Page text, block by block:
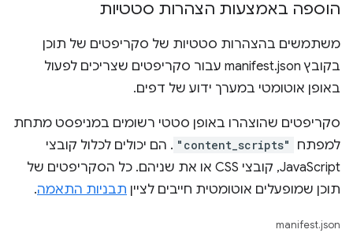
הוספה באמצעות הצהרות סטטיות
משתמשים בהצהרות סטטיות של סקריפטים של תוכן
בקובץ manifest.json עבור סקריפטים שצריכים לפעול
באופן אוטומטי במערך ידוע של דפים.
סקריפטים שהוצהרו באופן סטטי רשומים במניפסט מתחת
למפתח
"content_scripts" . הם יכולים לכלול קובצי
JavaScript, קובצי CSS או את שניהם. כל הסקריפטים של
תוכן שמופעלים אוטומטית חייבים לציין תבניות התאמה.
manifest.json